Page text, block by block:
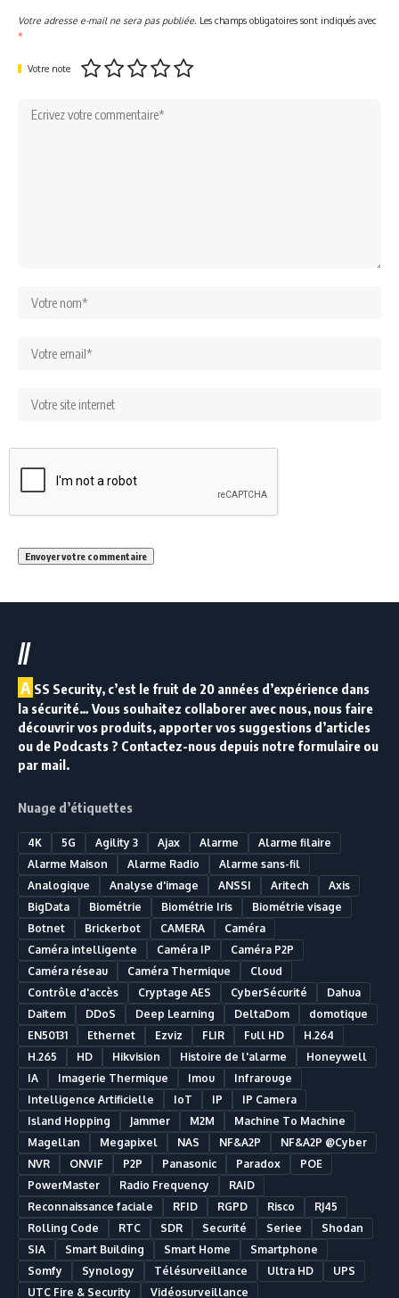
Votre adresse e-mail ne sera pas publiée. Les champs obligatoires sont indiqués avec
*
Votre note
//
A SS Security, c’est le fruit de 20 années d’expérience dans
la sécurité… Vous souhaitez collaborer avec nous, nous faire
découvrir vos produits, apporter vos suggestions d’articles
ou de Podcasts ? Contactez-nous depuis notre formulaire ou
par mail.
Nuage d’étiquettes
4K 5G Agility 3 Ajax Alarme
Alarme filaire
Alarme Maison
Alarme Radio
Alarme sans-fil
Analogique
Analyse d'image ANSSI Aritech
Axis
BigData
Biométrie Biométrie Iris
Biométrie visage
Botnet
Brickerbot CAMERA
Caméra
Caméra intelligente
Caméra IP
Caméra P2P
Caméra réseau
Caméra Thermique
Cloud
Contrôle d'accès
Cryptage AES CyberSécurité
Dahua
Daitem
DDoS Deep Learning DeltaDom
domotique
EN50131
Ethernet Ezviz FLIR Full HD
H.264
H.265
HD Hikvision Histoire de l'alarme
Honeywell
IA
Imagerie Thermique Imou
Infrarouge
Intelligence Artificielle
IoT IP
IP Camera
Island Hopping
Jammer M2M
Machine To Machine
Magellan
Megapixel NAS NF&A2P
NF&A2P @Cyber
NVR
ONVIF P2P Panasonic Paradox
POE
PowerMaster
Radio Frequency
RAID
Reconnaissance faciale
RFID RGPD Risco
RJ45
Rolling Code
RTC SDR Securité Seriee
Shodan
SIA
Smart Building Smart Home
Smartphone
Somfy
Synology Télésurveillance Ultra HD
UPS
UTC Fire & Security
Vidéosurveillance